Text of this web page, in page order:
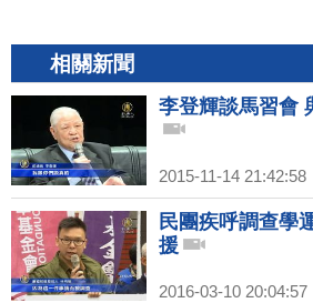
相關新聞
李登輝談馬習會
2015-11-14 21:42:58
民團疾呼調查學
援
2016-03-10 20:04:57